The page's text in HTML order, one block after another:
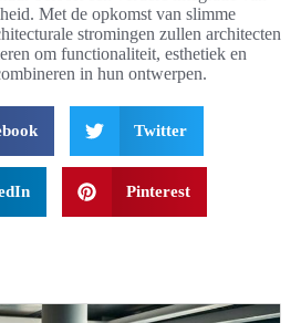
Met de opkomst van slimme
stromingen zullen architecten
om functionaliteit, esthetiek en
in hun ontwerpen.
Twitter
Pinterest